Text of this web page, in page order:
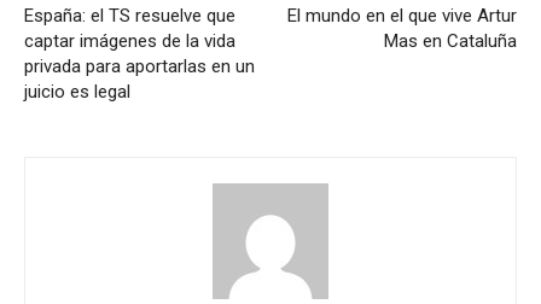
España: el TS resuelve que
captar imágenes de la vida
privada para aportarlas en un
juicio es legal
El mundo en el que vive Artur
Mas en Cataluña